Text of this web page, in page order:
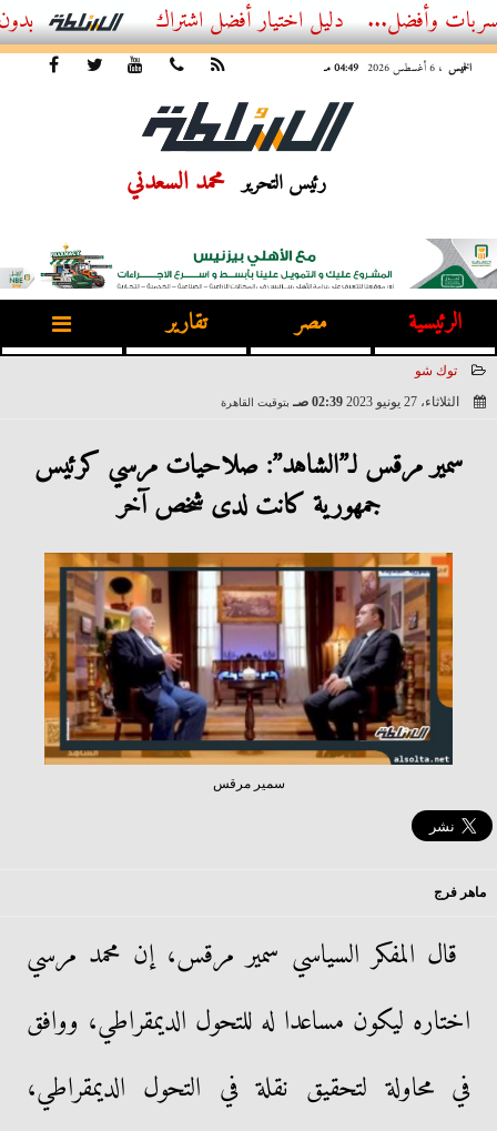
أفضل اشتراك IPTV بدون تقطيع 2026 – دليل المشاهد العصري
الخميس ، 6 أغسطس 2026 04:49 مـ
رئيس التحرير محمد السعدني
الرئيسية مصر تقارير
توك شو
الثلاثاء، 27 يونيو 2023
02:39 صـ بتوقيت القاهرة
سمير مرقس لـ”الشاهد”: صلاحيات مرسي كرئيس
جمهورية كانت لدى شخص آخر
سمير مرقس
ماهر فرج
قال المفكر السياسي سمير مرقس، إن محمد مرسي
اختاره ليكون مساعدا له للتحول الديمقراطي، ووافق
في محاولة لتحقيق نقلة في التحول الديمقراطي،